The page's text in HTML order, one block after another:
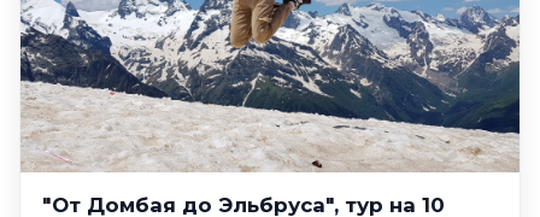
"От Домбая до Эльбруса", тур на 10